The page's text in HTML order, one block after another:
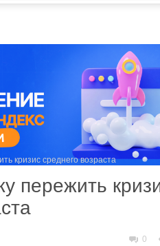
кризис среднего возраста
пережить
0